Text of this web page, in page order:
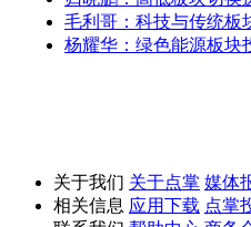
毛利哥：科技与传统板
杨耀华：绿色能源板块
关于我们 关于点掌 媒体
相关信息 应用下载 点掌